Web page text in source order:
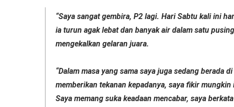
“Saya sangat gembira, P2 lagi. Hari Sabtu kali ini
ia turun agak lebat dan banyak air dalam satu
mengekalkan gelaran juara.
“Dalam masa yang sama saya juga sedang berada
memberikan tekanan kepadanya, saya fikir
Saya memang suka keadaan mencabar, saya